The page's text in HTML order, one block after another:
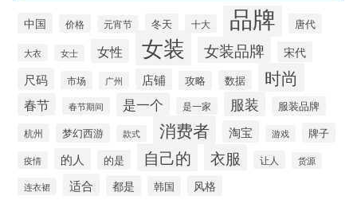
中国 价格 元宵节 冬天 十大 品牌 唐代
大衣 女士 女性 女装 女装品牌 宋代
尺码 市场 广州 店铺 攻略 数据 时尚
春节 春节期间 是一个 是一家 服装 服装品牌
杭州 梦幻西游 款式 消费者 淘宝 游戏 牌子
疫情 的人 的是 自己的 衣服 让人 货源
连衣裙 适合 都是 韩国 风格